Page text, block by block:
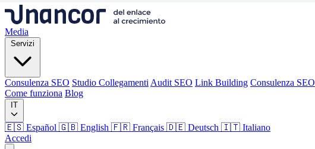
Media
Servizi
Consulenza SEO Studio Collegamenti Audit SEO Link Building Consulenza SEO
Come funziona Blog
IT
🇪🇸 Español 🇬🇧 English 🇫🇷 Français 🇩🇪 Deutsch 🇮🇹 Italiano
Accedi